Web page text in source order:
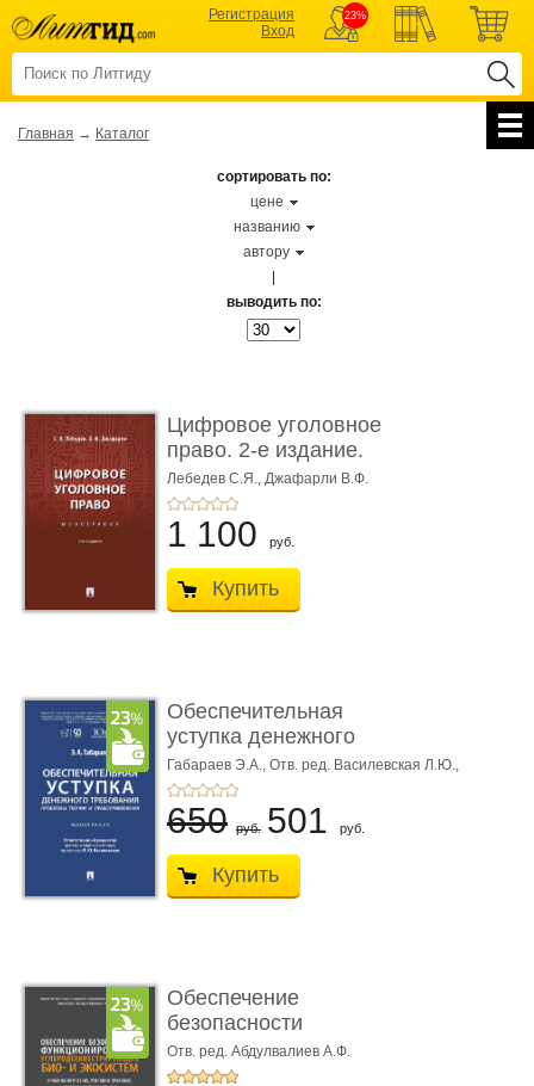
Регистрация
Вход
23%
Главная → Каталог
сортировать по:
цене
названию
автору
выводить по:
Цифровое уголовное
право. 2-е издание.
Монограф ...
Лебедев С.Я., Джафарли В.Ф.
1 100 руб.
Купить
Обеспечительная
уступка денежного
требования ...
Габараев Э.А., Отв. ред. Василевская Л.Ю.,
вступ. сл. Каретина М.Г.
650 руб. 501 руб.
Купить
Обеспечение
безопасности
функционирования уг
...
Отв. ред. Абдулвалиев А.Ф.